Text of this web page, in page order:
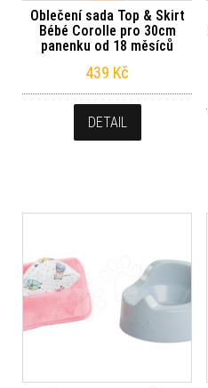
Oblečení sada Top & Skirt
Bébé Corolle pro 30cm
panenku od 18 měsíců
439 Kč
DETAIL